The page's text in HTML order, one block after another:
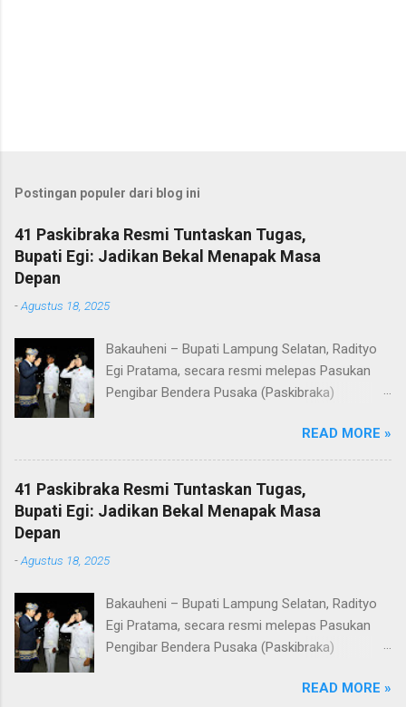
Postingan populer dari blog ini
41 Paskibraka Resmi Tuntaskan Tugas,
Bupati Egi: Jadikan Bekal Menapak Masa
Depan
-Agustus 18, 2025
Bakauheni – Bupati Lampung Selatan, Radityo
Egi Pratama, secara resmi melepas Pasukan
Pengibar Bendera Pusaka (Paskibraka)
Pelepasan dilakukan usai upacara penurunan
bendera di Lapangan Menara Siger, Bakauheni,
Minggu malam (17/8/2025). Sebanyak 41
anggota Paskibraka yang sebelumnya sukses
mengibarkan Sang Saka Merah Putih pada
Indonesia di Kabupaten Lampung Selatan, kini
dengan penuh apresiasi atas dedikasi, disiplin,
dan semangat kebangsaan yang ditunjukkan
sepanjang rangkaian acara. Dalam
bangga dan terima kasih kepada seluruh
READ MORE »
41 Paskibraka Resmi Tuntaskan Tugas,
Bupati Egi: Jadikan Bekal Menapak Masa
Depan
-Agustus 18, 2025
Bakauheni – Bupati Lampung Selatan, Radityo
Egi Pratama, secara resmi melepas Pasukan
Pengibar Bendera Pusaka (Paskibraka)
Pelepasan dilakukan usai upacara penurunan
READ MORE »